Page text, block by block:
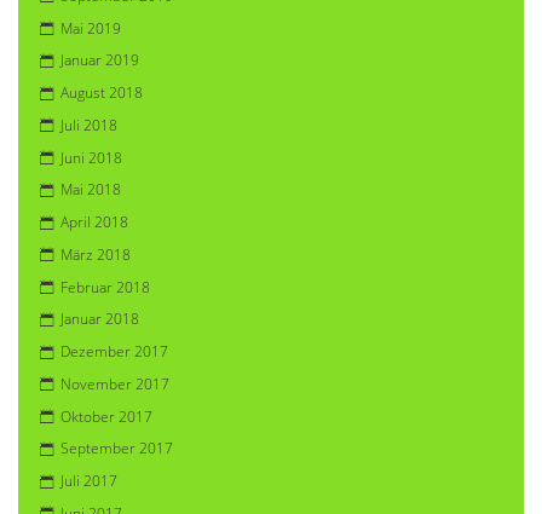
Mai 2019
Januar 2019
August 2018
Juli 2018
Juni 2018
Mai 2018
April 2018
März 2018
Februar 2018
Januar 2018
Dezember 2017
November 2017
Oktober 2017
September 2017
Juli 2017